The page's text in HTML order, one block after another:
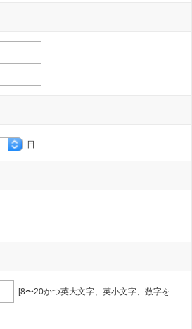
日
[8〜20かつ英大文字、英小文字、数字を